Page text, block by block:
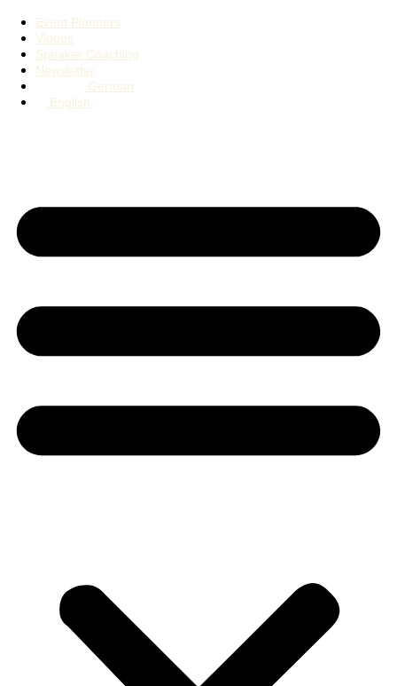
Event Planners
Videos
Speaker Coaching
Newsletter
German
English